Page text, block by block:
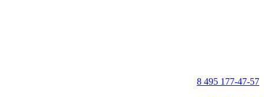
8 495 177-47-57